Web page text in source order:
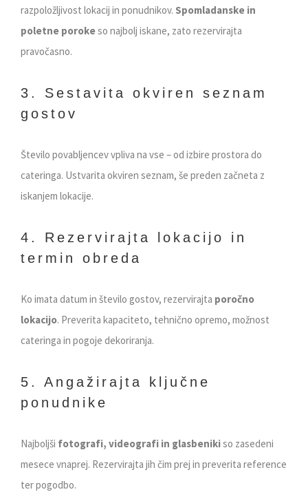
razpoložljivost lokacij in ponudnikov. Spomladanske in
poletne porokeso najbolj iskane, zato rezervirajta
pravočasno.
3. Sestavita okviren seznam
gostov
Število povabljencev vpliva na vse – od izbire prostora do
cateringa. Ustvarita okviren seznam, še preden začneta z
iskanjem lokacije.
4. Rezervirajta lokacijo in
termin obreda
Ko imata datum in število gostov, rezervirajta poročno
lokacijo. Preverita kapaciteto, tehnično opremo, možnost
cateringa in pogoje dekoriranja.
5. Angažirajta ključne
ponudnike
Najboljši fotografi, videografi in glasbenikiso zasedeni
mesece vnaprej. Rezervirajta jih čim prej in preverita reference
ter pogodbo.